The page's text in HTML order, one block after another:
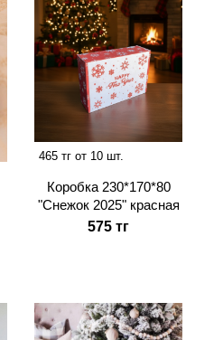
465 тг от 10 шт.
Коробка 230*170*80
"Снежок 2025" красная
575 тг